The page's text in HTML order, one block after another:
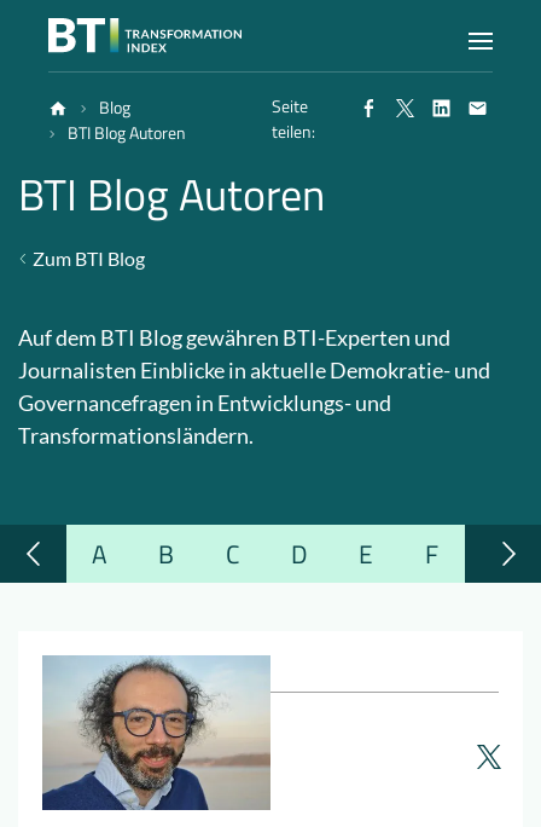
Index
Atlas
Methode
Blog
Downloads Wer wir sind
Kontakt
EN
Blog
BTI Blog Autoren
Seite
teilen:
BTI Blog Autoren
Zum BTI Blog
Auf dem BTI Blog gewähren BTI-Experten und
Journalisten Einblicke in aktuelle Demokratie- und
Governancefragen in Entwicklungs- und
Transformationsländern.
A B C D E F G